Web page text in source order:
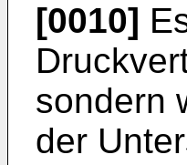
[0010]
sondern
der